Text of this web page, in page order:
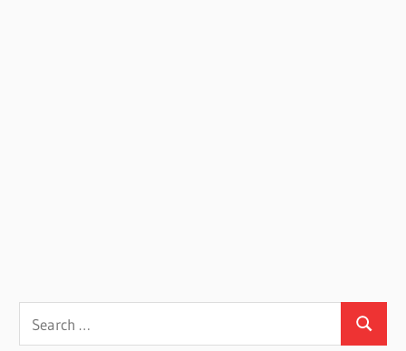
for:
Search